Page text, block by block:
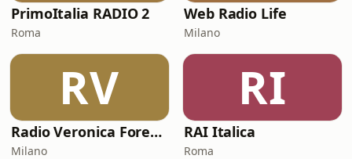
PrimoItalia RADIO 2
Roma
Web Radio Life
Milano
RV
Radio Veronica Forever
Milano
RI
RAI Italica
Roma